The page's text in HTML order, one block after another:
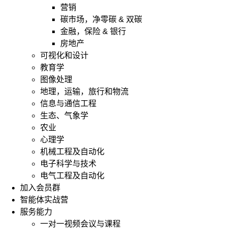
营销
碳市场，净零碳 & 双碳
金融，保险 & 银行
房地产
可视化和设计
教育学
图像处理
地理，运输，旅行和物流
信息与通信工程
生态、气象学
农业
心理学
机械工程及自动化
电子科学与技术
电气工程及自动化
加入会员群
智能体实战营
服务能力
一对一视频会议与课程